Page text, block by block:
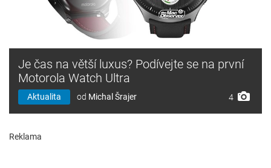
Je čas na větší luxus? Podívejte se na první
Motorola Watch Ultra
Aktualita od Michal Šrajer 4
Reklama